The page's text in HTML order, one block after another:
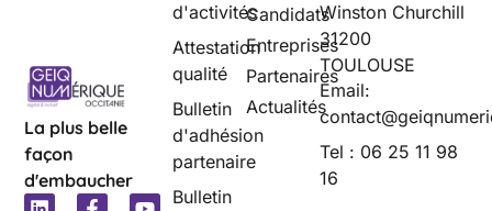
La plus belle
façon
d'embaucher
Candidats
Entreprises
Partenaires
Actualités
d'activités
Attestation
qualité
Bulletin
d'adhésion
partenaire
Bulletin
Winston Churchill
31200
TOULOUSE
Email:
Tel : 06 25 11 98
16